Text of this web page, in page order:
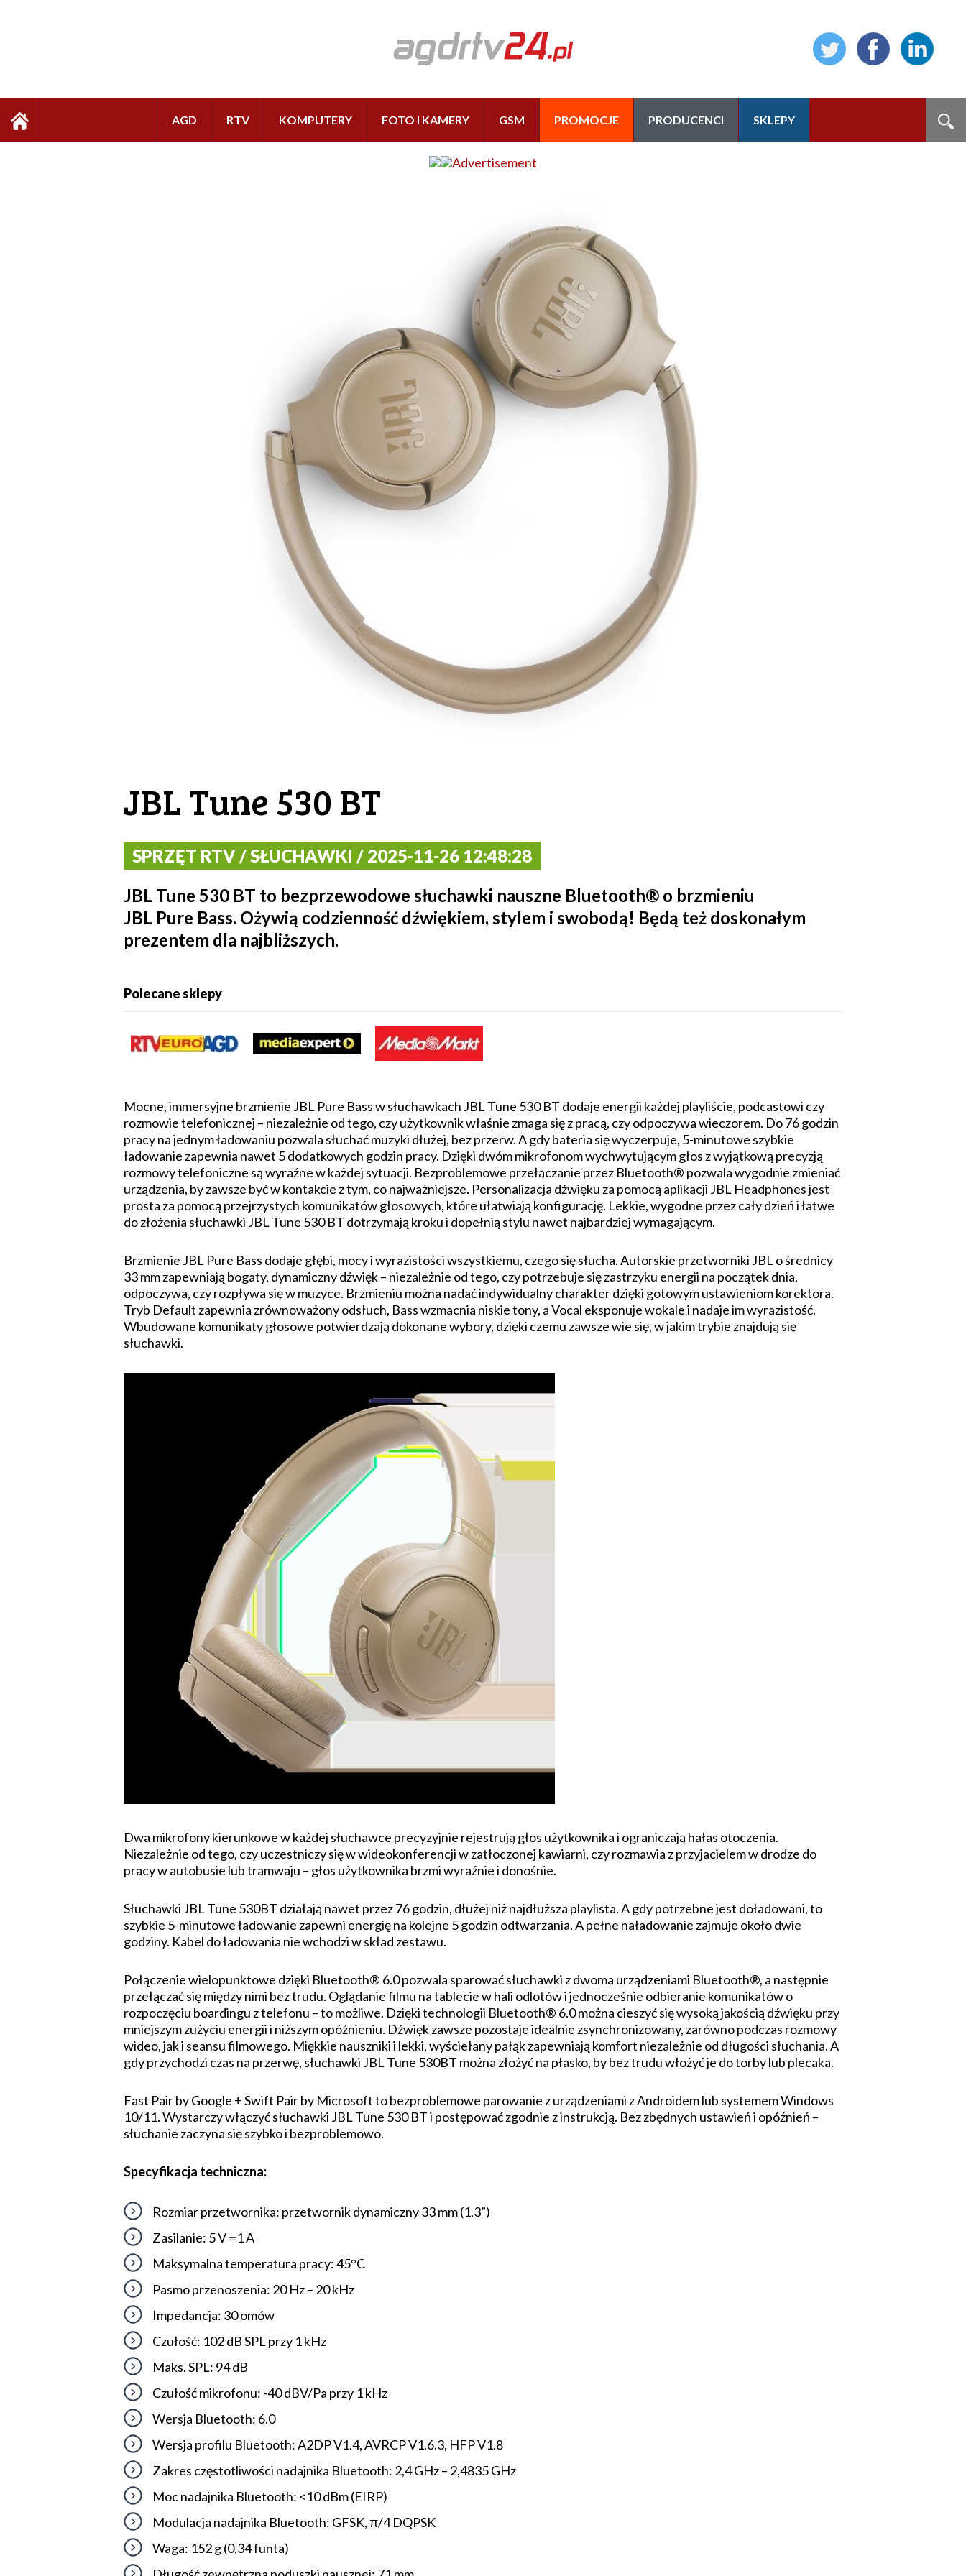
AGD RTV KOMPUTERY FOTO I KAMERY GSM PROMOCJE PRODUCENCI SKLEPY
JBL Tune 530 BT
SPRZĘT RTV / SŁUCHAWKI / 2025-11-26 12:48:28
JBL Tune 530 BT to bezprzewodowe słuchawki nauszne Bluetooth® o brzmieniu
JBL Pure Bass. Ożywią codzienność dźwiękiem, stylem i swobodą! Będą też doskonałym
prezentem dla najbliższych.
Polecane sklepy
Mocne, immersyjne brzmienie JBL Pure Bass w słuchawkach JBL Tune 530 BT dodaje energii każdej playliście, podcastowi czy
rozmowie telefonicznej – niezależnie od tego, czy użytkownik właśnie zmaga się z pracą, czy odpoczywa wieczorem. Do 76 godzin
pracy na jednym ładowaniu pozwala słuchać muzyki dłużej, bez przerw. A gdy bateria się wyczerpuje, 5-minutowe szybkie
ładowanie zapewnia nawet 5 dodatkowych godzin pracy. Dzięki dwóm mikrofonom wychwytującym głos z wyjątkową precyzją
rozmowy telefoniczne są wyraźne w każdej sytuacji. Bezproblemowe przełączanie przez Bluetooth® pozwala wygodnie zmieniać
urządzenia, by zawsze być w kontakcie z tym, co najważniejsze. Personalizacja dźwięku za pomocą aplikacji JBL Headphones jest
prosta za pomocą przejrzystych komunikatów głosowych, które ułatwiają konfigurację. Lekkie, wygodne przez cały dzień i łatwe
do złożenia słuchawki JBL Tune 530 BT dotrzymają kroku i dopełnią stylu nawet najbardziej wymagającym.
Brzmienie JBL Pure Bass dodaje głębi, mocy i wyrazistości wszystkiemu, czego się słucha. Autorskie przetworniki JBL o średnicy
33 mm zapewniają bogaty, dynamiczny dźwięk – niezależnie od tego, czy potrzebuje się zastrzyku energii na początek dnia,
odpoczywa, czy rozpływa się w muzyce. Brzmieniu można nadać indywidualny charakter dzięki gotowym ustawieniom korektora.
Tryb Default zapewnia zrównoważony odsłuch, Bass wzmacnia niskie tony, a Vocal eksponuje wokale i nadaje im wyrazistość.
Wbudowane komunikaty głosowe potwierdzają dokonane wybory, dzięki czemu zawsze wie się, w jakim trybie znajdują się
słuchawki.
Dwa mikrofony kierunkowe w każdej słuchawce precyzyjnie rejestrują głos użytkownika i ograniczają hałas otoczenia.
Niezależnie od tego, czy uczestniczy się w wideokonferencji w zatłoczonej kawiarni, czy rozmawia z przyjacielem w drodze do
pracy w autobusie lub tramwaju – głos użytkownika brzmi wyraźnie i donośnie.
Słuchawki JBL Tune 530BT działają nawet przez 76 godzin, dłużej niż najdłuższa playlista. A gdy potrzebne jest doładowani, to
szybkie 5-minutowe ładowanie zapewni energię na kolejne 5 godzin odtwarzania. A pełne naładowanie zajmuje około dwie
godziny. Kabel do ładowania nie wchodzi w skład zestawu.
Połączenie wielopunktowe dzięki Bluetooth® 6.0 pozwala sparować słuchawki z dwoma urządzeniami Bluetooth®, a następnie
przełączać się między nimi bez trudu. Oglądanie filmu na tablecie w hali odlotów i jednocześnie odbieranie komunikatów o
rozpoczęciu boardingu z telefonu – to możliwe. Dzięki technologii Bluetooth® 6.0 można cieszyć się wysoką jakością dźwięku przy
mniejszym zużyciu energii i niższym opóźnieniu. Dźwięk zawsze pozostaje idealnie zsynchronizowany, zarówno podczas rozmowy
wideo, jak i seansu filmowego. Miękkie nauszniki i lekki, wyściełany pałąk zapewniają komfort niezależnie od długości słuchania. A
gdy przychodzi czas na przerwę, słuchawki JBL Tune 530BT można złożyć na płasko, by bez trudu włożyć je do torby lub plecaka.
Fast Pair by Google + Swift Pair by Microsoft to bezproblemowe parowanie z urządzeniami z Androidem lub systemem Windows
10/11. Wystarczy włączyć słuchawki JBL Tune 530 BT i postępować zgodnie z instrukcją. Bez zbędnych ustawień i opóźnień –
słuchanie zaczyna się szybko i bezproblemowo.
Specyfikacja techniczna:
Rozmiar przetwornika: przetwornik dynamiczny 33 mm (1,3”)
Zasilanie: 5 V ⎓1 A
Maksymalna temperatura pracy: 45°C
Pasmo przenoszenia: 20 Hz – 20 kHz
Impedancja: 30 omów
Czułość: 102 dB SPL przy 1 kHz
Maks. SPL: 94 dB
Czułość mikrofonu: -40 dBV/Pa przy 1 kHz
Wersja Bluetooth: 6.0
Wersja profilu Bluetooth: A2DP V1.4, AVRCP V1.6.3, HFP V1.8
Zakres częstotliwości nadajnika Bluetooth: 2,4 GHz – 2,4835 GHz
Moc nadajnika Bluetooth: <10 dBm (EIRP)
Modulacja nadajnika Bluetooth: GFSK, π/4 DQPSK
Waga: 152 g (0,34 funta)